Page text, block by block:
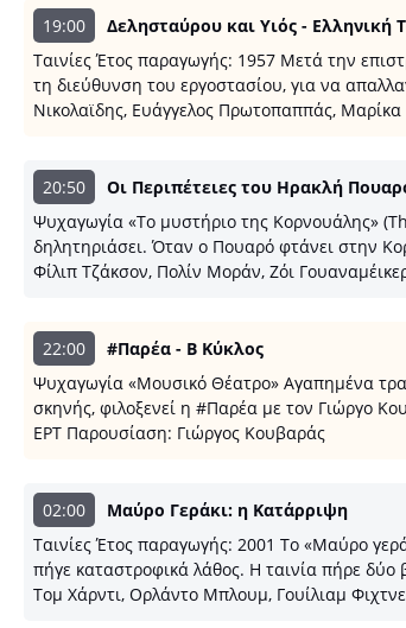
19:00
Δελησταύρου και Υιός - Ελληνική
Ταινίες Έτος παραγωγής: 1957 Μετά την
τη διεύθυνση του εργοστασίου, για να
Νικολαϊδης, Ευάγγελος Πρωτοπαππάς, Μαρίκα
20:50
Οι Περιπέτειες του Ηρακλή
Ψυχαγωγία «Το μυστήριο της Κορνουάλης»
δηλητηριάσει. Όταν ο Πουαρό φτάνει στην
Φίλιπ Τζάκσον, Πολίν Μοράν, Ζόι
22:00
#Παρέα - B Κύκλος
Ψυχαγωγία «Μουσικό Θέατρο» Αγαπημένα
σκηνής, φιλοξενεί η #Παρέα με τον Γιώργο
ΕΡΤ Παρουσίαση: Γιώργος Κουβαράς
02:00
Μαύρο Γεράκι: η Κατάρριψη
Ταινίες Έτος παραγωγής: 2001 Το «Μαύρο
πήγε καταστροφικά λάθος. Η ταινία πήρε
Τομ Χάρντι, Ορλάντο Μπλουμ, Γουίλιαμ